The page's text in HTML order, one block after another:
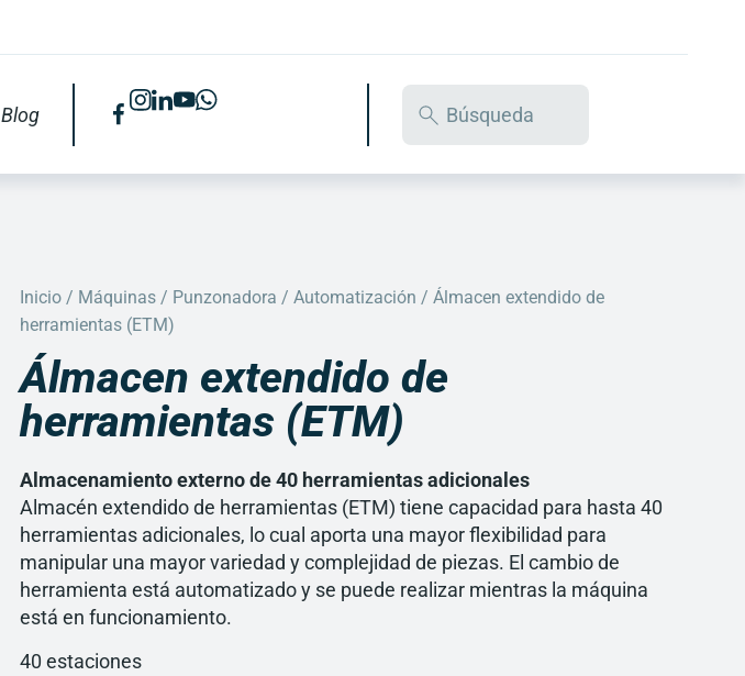
Blog
Inicio / Máquinas / Punzonadora /Automatización / Álmacen extendido de
herramientas (ETM)
Álmacen extendido de
herramientas (ETM)
Almacenamiento externo de 40 herramientas adicionales
Almacén extendido de herramientas (ETM) tiene capacidad para hasta 40
herramientas adicionales, lo cual aporta una mayor flexibilidad para
manipular una mayor variedad y complejidad de piezas. El cambio de
herramienta está automatizado y se puede realizar mientras la máquina
está en funcionamiento.
40 estaciones